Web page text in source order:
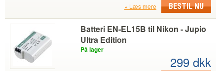
BESTIL NU
Læs mere
Batteri EN-EL15B til Nikon - Jupio
Ultra Edition
På lager
299 dkk